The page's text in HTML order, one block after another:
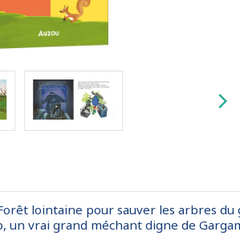
lointaine pour sauver les arbres
un vrai grand méchant digne de